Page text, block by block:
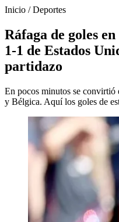
Inicio /Deportes
Ráfaga de goles
1-1 de Estados
partidazo
En pocos minutos se convirtió
y Bélgica. Aquí los goles de